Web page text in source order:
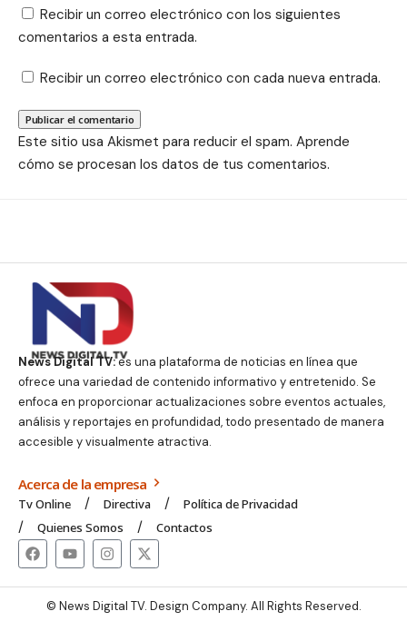
Recibir un correo electrónico con los siguientes
comentarios a esta entrada.
Recibir un correo electrónico con cada nueva entrada.
Este sitio usa Akismet para reducir el spam. Aprende
cómo se procesan los datos de tus comentarios.
News Digital TV:es una plataforma de noticias en línea que
ofrece una variedad de contenido informativo y entretenido. Se
enfoca en proporcionar actualizaciones sobre eventos actuales,
análisis y reportajes en profundidad, todo presentado de manera
accesible y visualmente atractiva.
Acerca de la empresa
Tv Online Directiva
Política de Privacidad
Quienes Somos
Contactos
© News Digital TV. Design Company. All Rights Reserved.